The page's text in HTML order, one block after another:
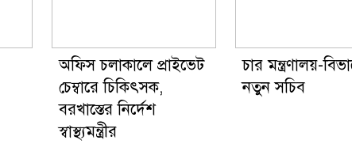
অফিস চলাকালে প্রাইভেট
চেম্বারে চিকিৎসক,
বরখাস্তের নির্দেশ
স্বাস্থ্যমন্ত্রীর
চার মন্ত্রণালয়-
নতুন সচিব